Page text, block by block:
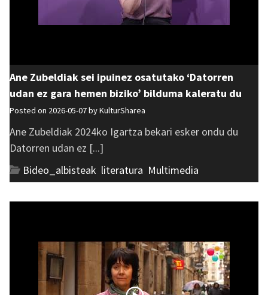
Ane Zubeldiak sei ipuinez osatutako ‘Datorren
udan ez gara hemen biziko’ bilduma kaleratu du
Posted on 2026-05-07 byKulturSharea
Ane Zubeldiak 2024ko Igartza bekari esker ondu du
Datorren udan ez [...]
Bideo_albisteak literatura Multimedia